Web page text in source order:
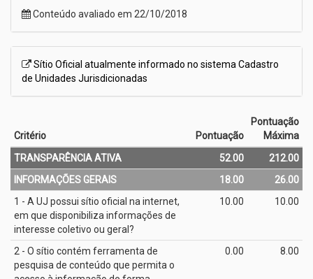
Conteúdo avaliado em 22/10/2018
Sítio Oficial atualmente informado no sistema Cadastro
de Unidades Jurisdicionadas
Critério Pontuação
Pontuação
Máxima
TRANSPARÊNCIA ATIVA
52.00
212.00
INFORMAÇÕES GERAIS
18.00
26.00
1 - A UJ possui sítio oficial na internet,
em que disponibiliza informações de
interesse coletivo ou geral?
10.00 10.00
2 - O sítio contém ferramenta de
pesquisa de conteúdo que permita o
0.00 8.00